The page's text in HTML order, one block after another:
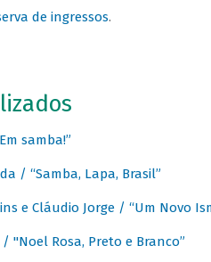
de ingressos.
samba!”
/ “Samba, Lapa, Brasil”
e Cláudio Jorge / “Um Novo
"Noel Rosa, Preto e Branco”